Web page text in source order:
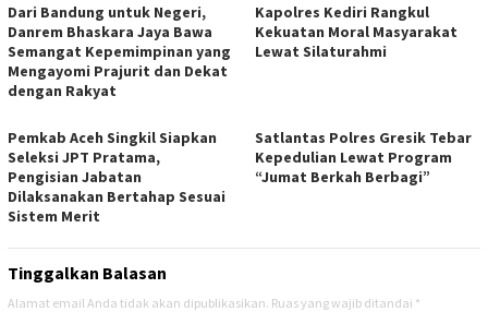
Dari Bandung untuk Negeri,
Danrem Bhaskara Jaya Bawa
Semangat Kepemimpinan yang
Mengayomi Prajurit dan Dekat
dengan Rakyat
Kapolres Kediri Rangkul
Kekuatan Moral Masyarakat
Lewat Silaturahmi
Pemkab Aceh Singkil Siapkan
Seleksi JPT Pratama,
Pengisian Jabatan
Dilaksanakan Bertahap Sesuai
Sistem Merit
Satlantas Polres Gresik Tebar
Kepedulian Lewat Program
“Jumat Berkah Berbagi”
Tinggalkan Balasan
Alamat email Anda tidak akan dipublikasikan. Ruas yang wajib ditandai *